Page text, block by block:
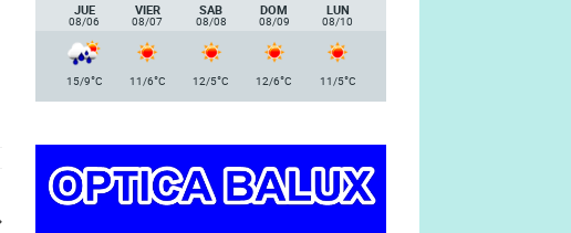
JUE
08/06
VIER
08/07
SAB
08/08
DOM
08/09
LUN
08/10
15/9°C 11/6°C 12/5°C 12/6°C 11/5°C